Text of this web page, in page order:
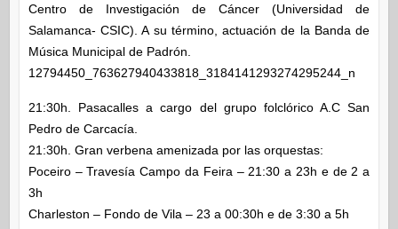
Centro de Investigación de Cáncer (Universidad de
Salamanca- CSIC). A su término, actuación de la Banda de
Música Municipal de Padrón.
12794450_763627940433818_3184141293274295244_n
21:30h. Pasacalles a cargo del grupo folclórico A.C San
Pedro de Carcacía.
21:30h. Gran verbena amenizada por las orquestas:
Poceiro – Travesía Campo da Feira – 21:30 a 23h e de 2 a
3h
Charleston – Fondo de Vila – 23 a 00:30h e de 3:30 a 5h